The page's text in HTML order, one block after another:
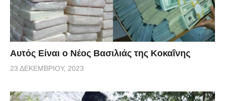
Αυτός Είναι ο Νέος Βασιλιάς της Κοκαΐνης
23 ΔΕΚΕΜΒΡΊΟΥ, 2023